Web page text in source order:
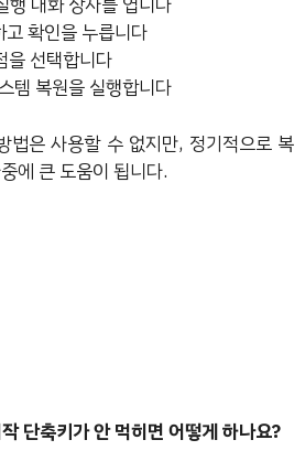
고 확인을 누릅니다
을 선택합니다
템 복원을 실행합니다
법은 사용할 수 없지만, 정기적으로 복
에 큰 도움이 됩니다.
단축키가 안 먹히면 어떻게 하나요?